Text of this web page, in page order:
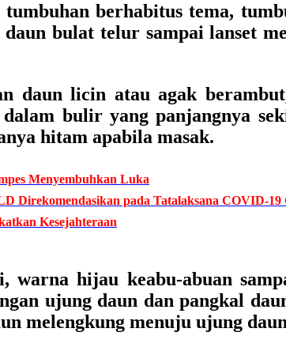
tumbuhan berhabitus tema,
bulat telur sampai lanset
daun licin atau agak
dalam bulir yang panjangnya
hitam apabila masak.
Menyembuhkan Luka
Direkomendasikan pada Tatalaksana COVID-19
Kesejahteraan
warna hijau keabu-abuan
ujung daun dan pangkal
melengkung menuju ujung